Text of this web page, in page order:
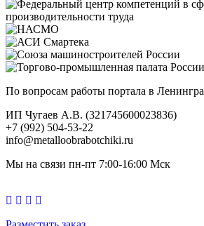
По вопросам работы портала в
ИП Чугаев А.В. (321745600023836)
+7 (992) 504-53-22
info@metalloobrabotchiki.ru
Мы на связи пн-пт 7:00-16:00 Мск